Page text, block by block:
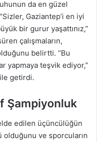
da en güzel
Gaziantep’i en iyi
bir gurur yaşattınız,”
çalışmaların,
belirtti. “Bu
yapmaya teşvik ediyor,”
getirdi.
Şampiyonluk
edilen üçüncülüğün
olduğunu ve sporcuların